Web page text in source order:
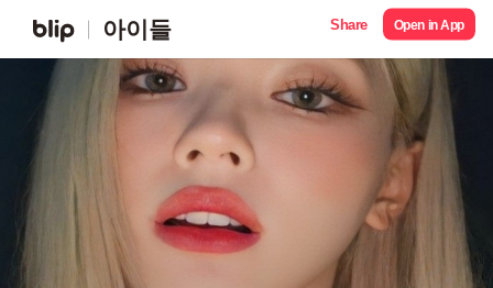
아이들 Share Open in App